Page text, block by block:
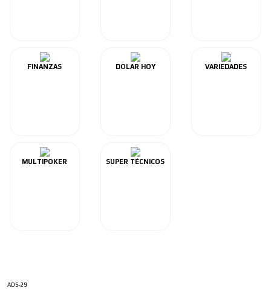
FINANZAS DOLAR HOY VARIEDADES
MULTIPOKER SUPER TÉCNICOS
ADS-29